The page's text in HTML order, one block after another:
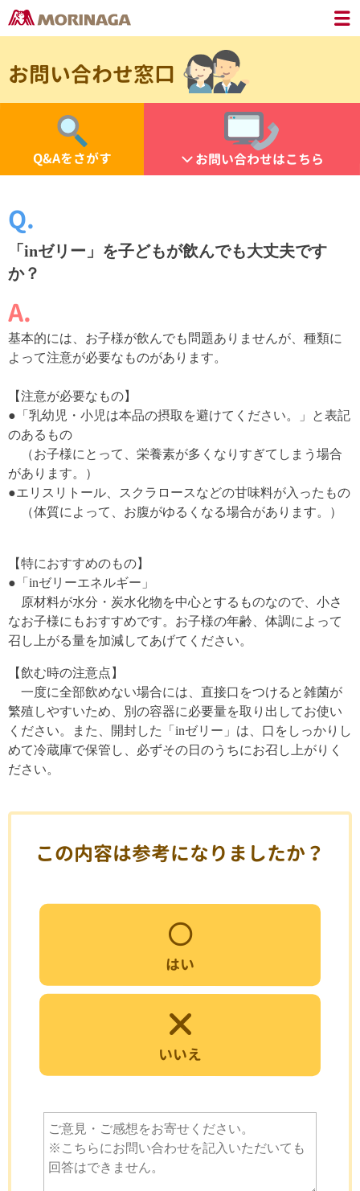
お問い合わせ窓口
Q&Aをさがす お問い合わせはこちら
「inゼリー」を子どもが飲んでも大丈夫です
か？
基本的には、お子様が飲んでも問題ありませんが、種類に
よって注意が必要なものがあります。
【注意が必要なもの】
●「乳幼児・小児は本品の摂取を避けてください。」と表記
のあるもの
（お子様にとって、栄養素が多くなりすぎてしまう場合
があります。）
●エリスリトール、スクラロースなどの甘味料が入ったもの
（体質によって、お腹がゆるくなる場合があります。）
【特におすすめのもの】
●「inゼリーエネルギー」
原材料が水分・炭水化物を中心とするものなので、小さ
なお子様にもおすすめです。お子様の年齢、体調によって
召し上がる量を加減してあげてください。
【飲む時の注意点】
一度に全部飲めない場合には、直接口をつけると雑菌が
繁殖しやすいため、別の容器に必要量を取り出してお使い
ください。また、開封した「inゼリー」は、口をしっかりし
めて冷蔵庫で保管し、必ずその日のうちにお召し上がりく
ださい。
この内容は参考になりましたか？
はい
いいえ